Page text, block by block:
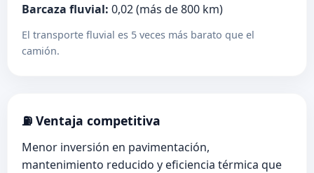
Barcaza fluvial: 0,02 (más de 800 km)
El transporte fluvial es 5 veces más barato que el
camión.
⛽ Ventaja competitiva
Menor inversión en pavimentación,
mantenimiento reducido y eficiencia térmica que